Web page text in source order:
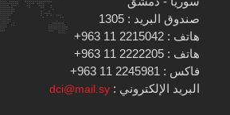
صندوق البريد : 1305
هاتف : 2215042 11 963+
هاتف : 2222205 11 963+
فاكس : 2245981 11 963+
البريد الإلكتروني :dci@mail.sy